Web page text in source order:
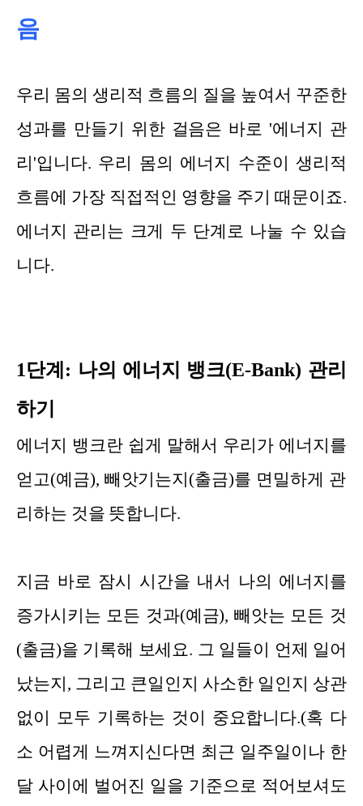
음
우리 몸의 생리적 흐름의 질을 높여서 꾸준한
성과를 만들기 위한 걸음은 바로 '에너지 관
리'입니다. 우리 몸의 에너지 수준이 생리적
흐름에 가장 직접적인 영향을 주기 때문이죠.
에너지 관리는 크게 두 단계로 나눌 수 있습
니다.
1단계: 나의 에너지 뱅크(E-Bank) 관리
하기
에너지 뱅크란 쉽게 말해서 우리가 에너지를
얻고(예금), 빼앗기는지(출금)를 면밀하게 관
리하는 것을 뜻합니다.
지금 바로 잠시 시간을 내서 나의 에너지를
증가시키는 모든 것과(예금), 빼앗는 모든 것
(출금)을 기록해 보세요. 그 일들이 언제 일어
났는지, 그리고 큰일인지 사소한 일인지 상관
없이 모두 기록하는 것이 중요합니다.(혹 다
소 어렵게 느껴지신다면 최근 일주일이나 한
달 사이에 벌어진 일을 기준으로 적어보셔도